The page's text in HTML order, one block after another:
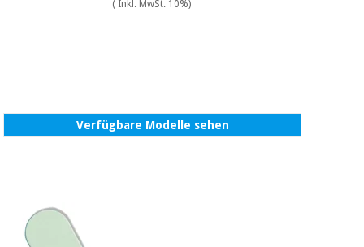
( Inkl. MwSt. 10%)
Verfügbare Modelle sehen